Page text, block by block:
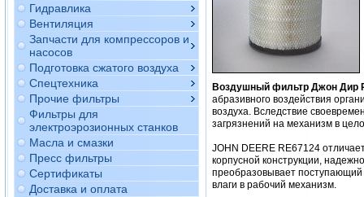
Гидравлика
Вентиляция
Запчасти для компрессоров и
насосов
Подготовка сжатого воздуха
Спецтехника
Прочие фильтры
Фильтры для
электроэрозионных станков
Масла и смазки
Пресс фильтры
Сертификаты
Доставка и оплата
Воздушный фильтр Джон Дир
абразивного воздействия
воздуха. Вследствие
загрязнений на механизм в
JOHN DEERE RE67124
корпусной конструкции,
преобразовывает поступающий
влаги в рабочий механизм.